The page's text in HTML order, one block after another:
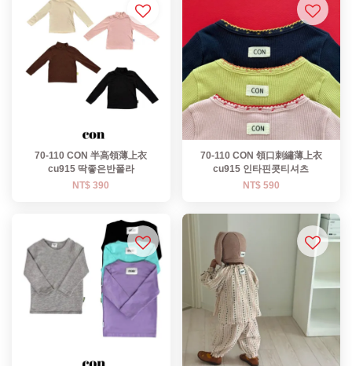
70-110 CON 半高領薄上衣
cu915 딱좋은반폴라
NT$ 390
70-110 CON 領口刺繡薄上衣
cu915 인타핀콧티셔츠
NT$ 590